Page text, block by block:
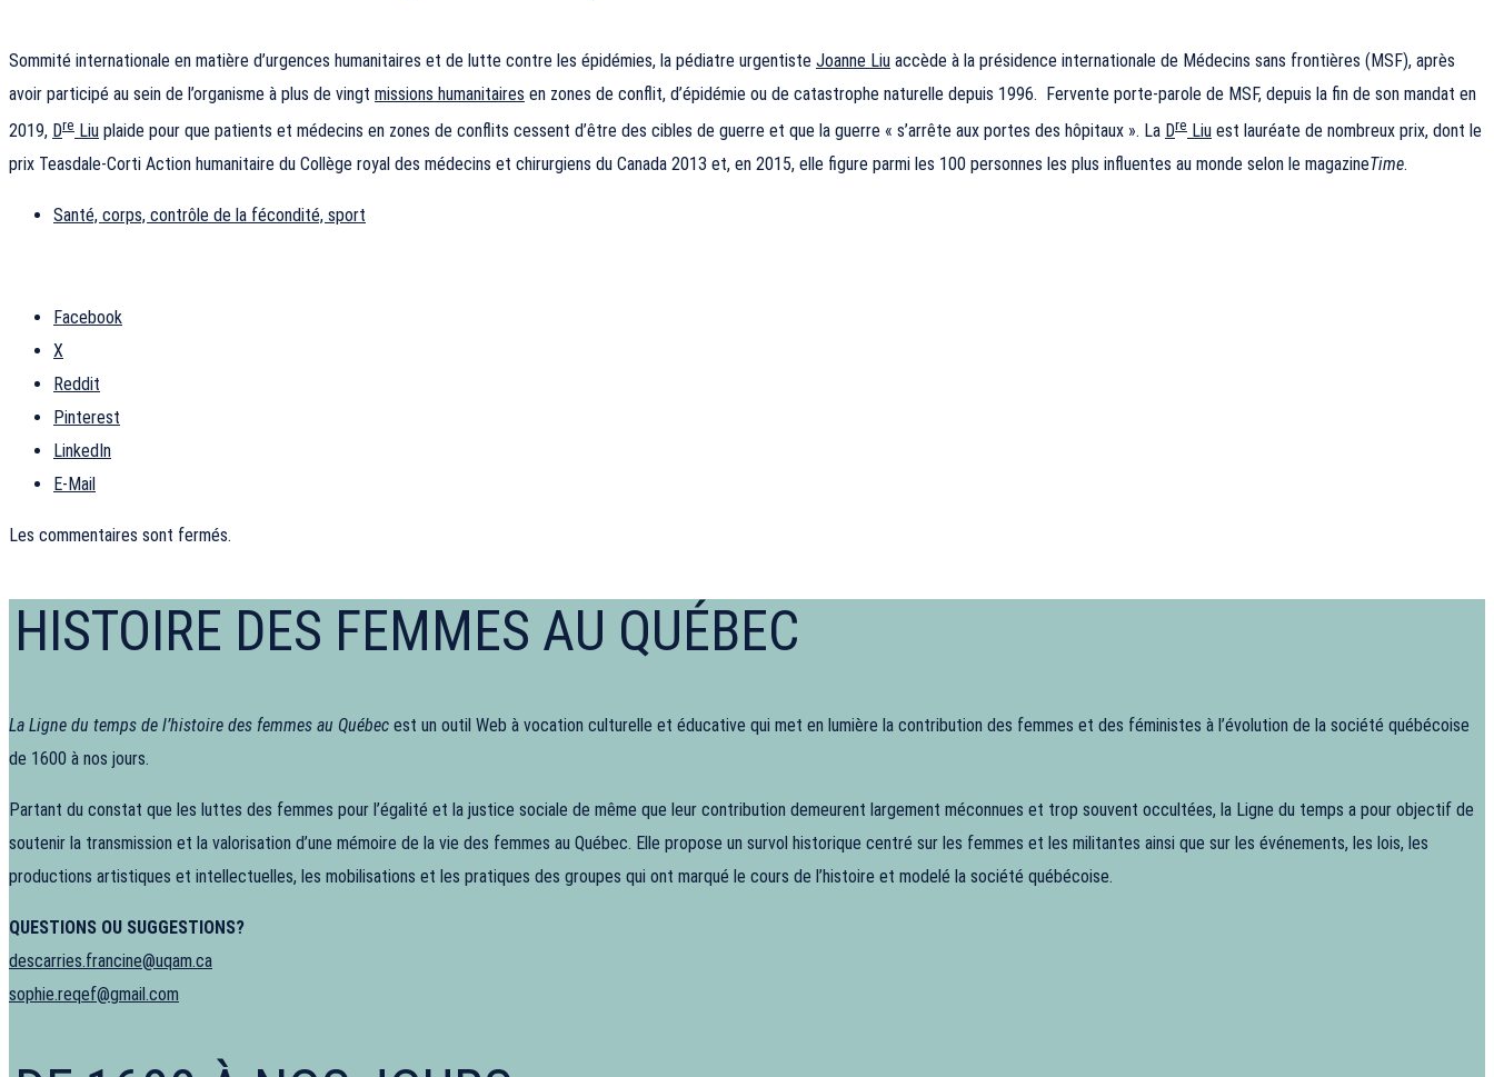
Sommité internationale en matière d’urgences humanitaires et de lutte contre les épidémies, la pédiatre urgentiste Joanne Liu accède à la présidence internationale de Médecins sans frontières (MSF), après
avoir participé au sein de l’organisme à plus de vingt missions humanitaires en zones de conflit, d’épidémie ou de catastrophe naturelle depuis 1996. Fervente porte-parole de MSF, depuis la fin de son mandat en
2019, Dre Liu plaide pour que patients et médecins en zones de conflits cessent d’être des cibles de guerre et que la guerre « s’arrête aux portes des hôpitaux ». La Dre Liu est lauréate de nombreux prix, dont le
prix Teasdale-Corti Action humanitaire du Collège royal des médecins et chirurgiens du Canada 2013 et, en 2015, elle figure parmi les 100 personnes les plus influentes au monde selon le magazineTime.
Santé, corps, contrôle de la fécondité, sport
Facebook
X
Reddit
Pinterest
LinkedIn
E-Mail
Les commentaires sont fermés.
HISTOIRE DES FEMMES AU QUÉBEC
La Ligne du temps de l’histoire des femmes au Québec est un outil Web à vocation culturelle et éducative qui met en lumière la contribution des femmes et des féministes à l’évolution de la société québécoise
de 1600 à nos jours.
Partant du constat que les luttes des femmes pour l’égalité et la justice sociale de même que leur contribution demeurent largement méconnues et trop souvent occultées, la Ligne du temps a pour objectif de
soutenir la transmission et la valorisation d’une mémoire de la vie des femmes au Québec. Elle propose un survol historique centré sur les femmes et les militantes ainsi que sur les événements, les lois, les
productions artistiques et intellectuelles, les mobilisations et les pratiques des groupes qui ont marqué le cours de l’histoire et modelé la société québécoise.
QUESTIONS OU SUGGESTIONS?
descarries.francine@uqam.ca
sophie.reqef@gmail.com